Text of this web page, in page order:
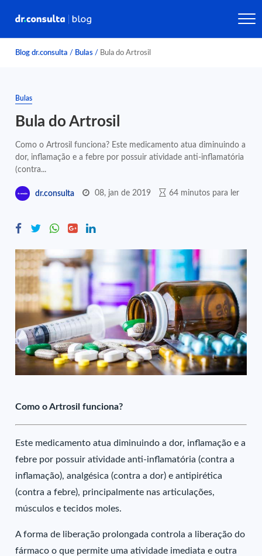
Blog dr.consulta / Bulas / Bula do Artrosil
Bulas
Bula do Artrosil
Como o Artrosil funciona? Este medicamento atua diminuindo a
dor, inflamação e a febre por possuir atividade anti-inflamatória
(contra...
dr.consulta 08, jan de 2019 64 minutos para ler
Como o Artrosil funciona?
Este medicamento atua diminuindo a dor, inflamação e a
febre por possuir atividade anti-inflamatória (contra a
inflamação), analgésica (contra a dor) e antipirética
(contra a febre), principalmente nas articulações,
músculos e tecidos moles.
A forma de liberação prolongada controla a liberação do
fármaco o que permite uma atividade imediata e outra